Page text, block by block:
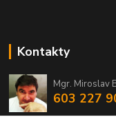
Kontakty
Mgr. Miroslav
603 227